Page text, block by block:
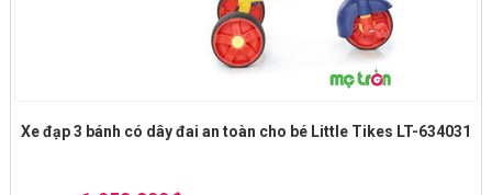
Xe đạp 3 bánh có dây đai an toàn cho bé Little Tikes LT-634031